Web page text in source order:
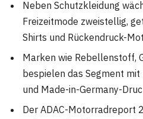
Neben Schutzkleidung
Freizeitmode zweistellig,
Shirts und Rückendruck-
Marken wie Rebellenstoff,
bespielen das Segment
und Made-in-Germany-
Der ADAC-Motorradreport